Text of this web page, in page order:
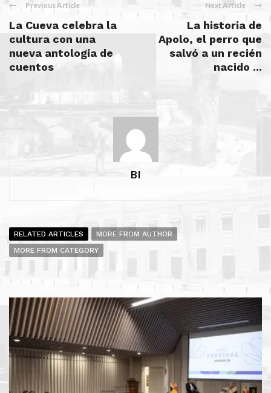
Previous Article
La Cueva celebra la
cultura con una
nueva antología de
cuentos
Next Article
La historia de
Apolo, el perro que
salvó a un recién
nacido ...
BI
RELATED ARTICLES
MORE FROM AUTHOR
MORE FROM CATEGORY